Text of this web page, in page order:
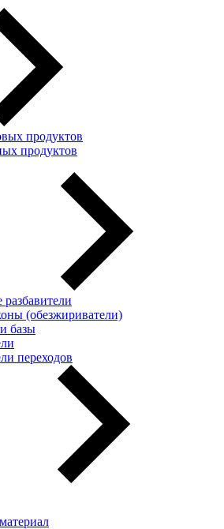
продуктов
продуктов
(обезжириватели)
базы
переходов